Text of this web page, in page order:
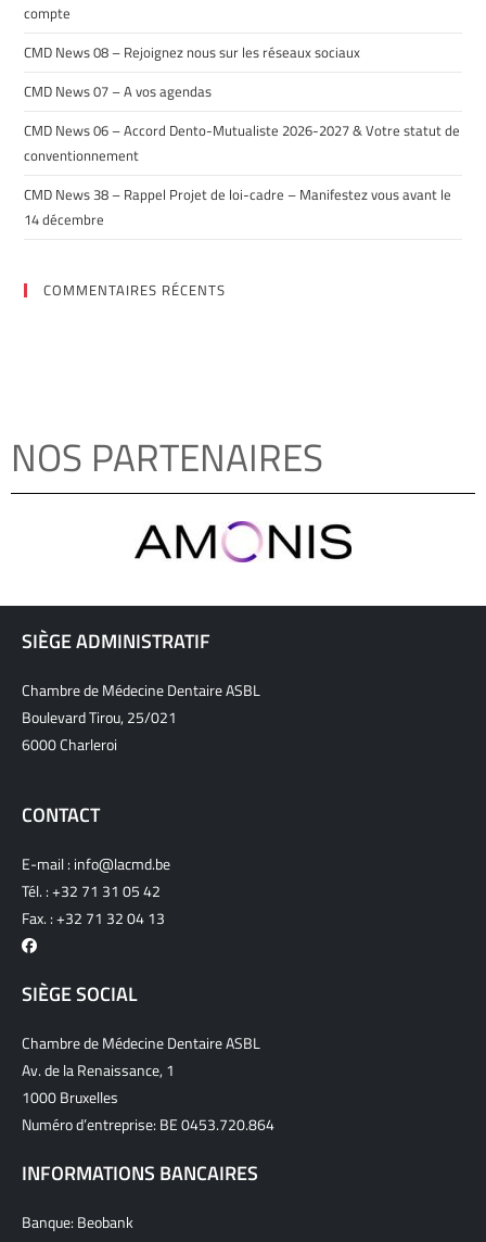
compte
CMD News 08 – Rejoignez nous sur les réseaux sociaux
CMD News 07 – A vos agendas
CMD News 06 – Accord Dento-Mutualiste 2026-2027 & Votre statut de
conventionnement
CMD News 38 – Rappel Projet de loi-cadre – Manifestez vous avant le
14 décembre
COMMENTAIRES RÉCENTS
NOS PARTENAIRES
SIÈGE ADMINISTRATIF
Chambre de Médecine Dentaire ASBL
Boulevard Tirou, 25/021
6000 Charleroi
CONTACT
E-mail : info@lacmd.be
Tél. :+32 71 31 05 42
Fax. : +32 71 32 04 13
SIÈGE SOCIAL
Chambre de Médecine Dentaire ASBL
Av. de la Renaissance, 1
1000 Bruxelles
Numéro d’entreprise: BE 0453.720.864
INFORMATIONS BANCAIRES
Banque: Beobank